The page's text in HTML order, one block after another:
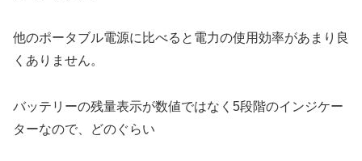
他のポータブル電源に比べると電力の使用効率があまり良
くありません。
バッテリーの残量表示が数値ではなく5段階のインジケー
ターなので、どのぐらい